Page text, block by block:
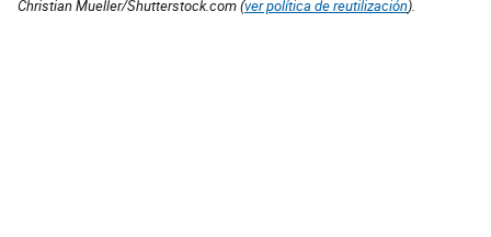
Christian Mueller/Shutterstock.com (ver política de reutilización).